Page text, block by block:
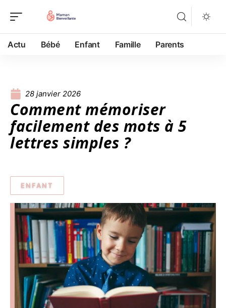
Actu Bébé Enfant Famille Parents
28 janvier 2026
Comment mémoriser
facilement des mots à 5
lettres simples ?
ENFANT